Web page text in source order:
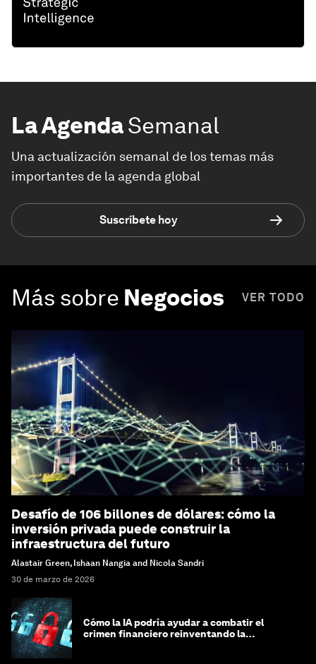
La AgendaSemanal
Una actualización semanal de los temas más
importantes de la agenda global
Suscríbete hoy
Más sobre Negocios VER TODO
Desafío de 106 billones de dólares: cómo la
inversión privada puede construir la
infraestructura del futuro
Alastair Green, Ishaan Nangia and Nicola Sandri
30 de marzo de 2026
Cómo la IA podría ayudar a combatir el
crimen financiero reinventando la